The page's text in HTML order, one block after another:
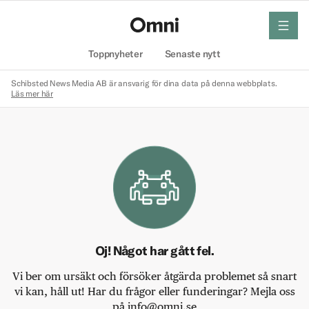
Toppnyheter Senaste nytt
meny
Schibsted News Media AB är ansvarig för dina data på denna webbplats.
Läs mer här
Oj! Något har gått fel.
Vi ber om ursäkt och försöker åtgärda problemet så snart
vi kan, håll ut! Har du frågor eller funderingar? Mejla oss